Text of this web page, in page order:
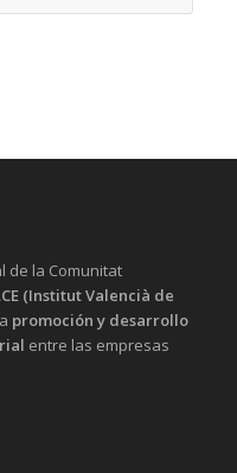
de la Comunitat
(Institut Valencià de
promoción y desarrollo
entre las empresas